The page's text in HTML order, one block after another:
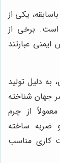
یکی از
است. برخی از
عبارتند
به دلیل تولید
جهان شناخته
از چرم
ضربه ساخته
کاری مناسب